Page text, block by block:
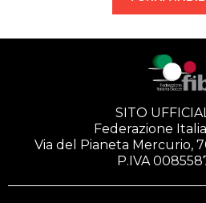
SITO
Federazione
Via del Pianeta Mercurio,
P.IVA